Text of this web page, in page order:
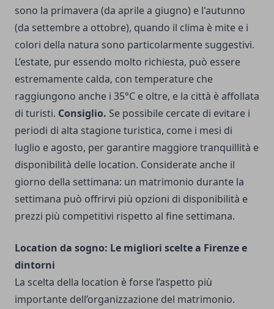
sono la primavera (da aprile a giugno) e l'autunno
(da settembre a ottobre), quando il clima è mite e i
colori della natura sono particolarmente suggestivi.
L’estate, pur essendo molto richiesta, può essere
estremamente calda, con temperature che
raggiungono anche i 35°C e oltre, e la città è affollata
di turisti. Consiglio. Se possibile cercate di evitare i
periodi di alta stagione turistica, come i mesi di
luglio e agosto, per garantire maggiore tranquillità e
disponibilità delle location. Considerate anche il
giorno della settimana: un matrimonio durante la
settimana può offrirvi più opzioni di disponibilità e
prezzi più competitivi rispetto al fine settimana.
Location da sogno: Le migliori scelte a Firenze e
dintorni
La scelta della location è forse l’aspetto più
importante dell’organizzazione del matrimonio.